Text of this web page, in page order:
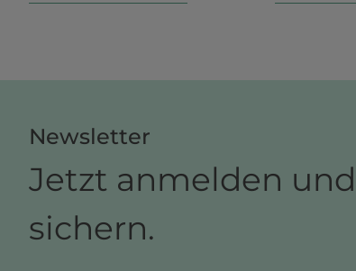
Newsletter
Jetzt anmelden
sichern.